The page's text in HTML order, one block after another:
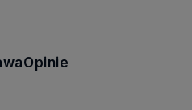
Opinie